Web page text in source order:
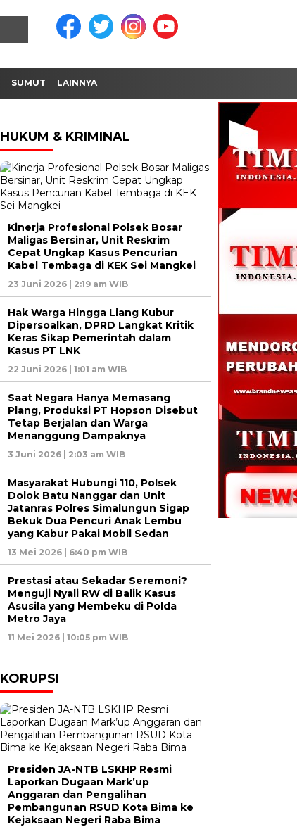
SUMUT LAINNYA
HUKUM & KRIMINAL
Kinerja Profesional Polsek Bosar
Maligas Bersinar, Unit Reskrim
Cepat Ungkap Kasus Pencurian
Kabel Tembaga di KEK Sei Mangkei
23 Juni 2026 | 2:19 am WIB
Hak Warga Hingga Liang Kubur
Dipersoalkan, DPRD Langkat Kritik
Keras Sikap Pemerintah dalam
Kasus PT LNK
22 Juni 2026 | 1:01 am WIB
Saat Negara Hanya Memasang
Plang, Produksi PT Hopson Disebut
Tetap Berjalan dan Warga
Menanggung Dampaknya
3 Juni 2026 | 2:03 am WIB
Masyarakat Hubungi 110, Polsek
Dolok Batu Nanggar dan Unit
Jatanras Polres Simalungun Sigap
Bekuk Dua Pencuri Anak Lembu
yang Kabur Pakai Mobil Sedan
13 Mei 2026 | 6:40 pm WIB
Prestasi atau Sekadar Seremoni?
Menguji Nyali RW di Balik Kasus
Asusila yang Membeku di Polda
Metro Jaya
11 Mei 2026 | 10:05 pm WIB
KORUPSI
Presiden JA-NTB LSKHP Resmi
Laporkan Dugaan Mark’up
Anggaran dan Pengalihan
Pembangunan RSUD Kota Bima ke
Kejaksaan Negeri Raba Bima